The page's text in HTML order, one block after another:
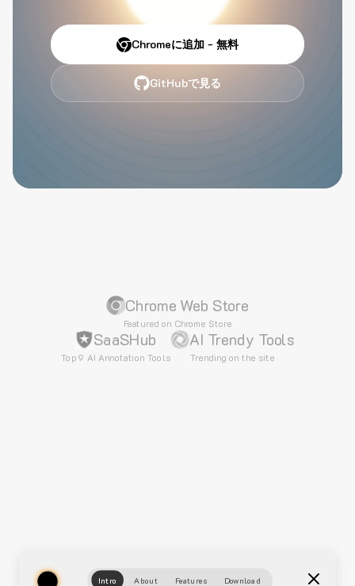
Chromeに追加 - 無料
GitHubで見る
Chrome Web Store
Featured on Chrome Store
SaaSHub
Top 9 AI Annotation Tools
AI Trendy Tools
Trending on the site
Intro About Features Download